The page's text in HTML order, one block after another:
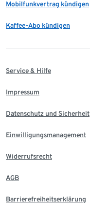
Mobilfunkvertrag kündigen
Kaffee-Abo kündigen
Service & Hilfe
Impressum
Datenschutz und Sicherheit
Einwilligungsmanagement
Widerrufsrecht
AGB
Barrierefreiheitserklärung